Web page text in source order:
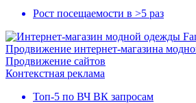
Рост посещаемости в >5 раз
Продвижение интернет-магазина
Продвижение сайтов
Контекстная реклама
Топ-5 по ВЧ ВК запросам